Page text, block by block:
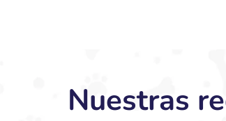
Nuestras